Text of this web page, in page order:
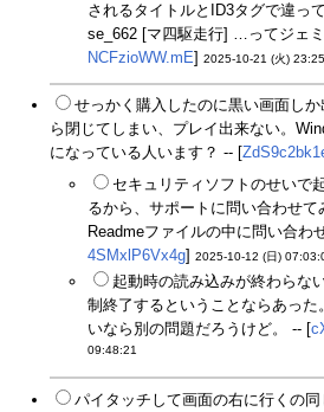
されるタイトルとID3タグで違っ
se_662 [マ四駆走行] …ってジェ
NCFzioWW.mE] 2025-10-21 (火)
せっかく購入したのに黒い画面し
ら閉じてしまい、プレイ出来ない。
になっている人います？ -- [
セキュリティソフトのせいで
るから、サポートに問い合わせて
Readmeファイルの中に問い合わ
4SMxlP6Vx4g] 2025-10-12 (日)
起動時の読み込みが終わらな
制終了するということならあっ
いなら別の問題だろうけど。 -- [
09:48:21
パイタッチして画面の右に行くの